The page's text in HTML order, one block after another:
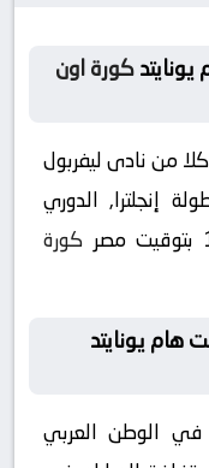
كورة اون
يلتقى اليوم 2026-02-28 كلا من نادى ليفربول
إنجلترا, الدوري
كورة
هام يونايتد
في الوطن العربي